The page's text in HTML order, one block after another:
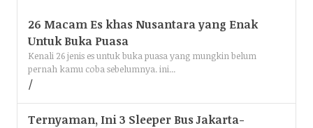
26 Macam Es khas Nusantara yang Enak
Untuk Buka Puasa
Kenali 26 jenis es untuk buka puasa yang mungkin belum
pernah kamu coba sebelumnya. ini...
Ternyaman, Ini 3 Sleeper Bus Jakarta-